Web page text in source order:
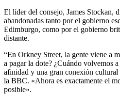
El líder del consejo, James Stockan,
abandonadas tanto por el gobierno
Edimburgo, como por el gobierno
distante.
“En Orkney Street, la gente viene a
a pagar la dote? ¿Cuándo volvemos
afinidad y una gran conexión
la BBC. «Ahora es exactamente el
posible».